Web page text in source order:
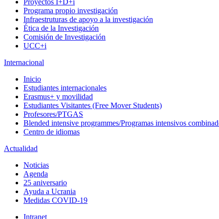
Proyectos I+D+i
Programa propio investigación
Infraestruturas de apoyo a la investigación
Ética de la Investigación
Comisión de Investigación
UCC+i
Internacional
Inicio
Estudiantes internacionales
Erasmus+ y movilidad
Estudiantes Visitantes (Free Mover Students)
Profesores/PTGAS
Blended intensive programmes/Programas intensivos
Centro de idiomas
Actualidad
Noticias
Agenda
25 aniversario
Ayuda a Ucrania
Medidas COVID-19
Intranet